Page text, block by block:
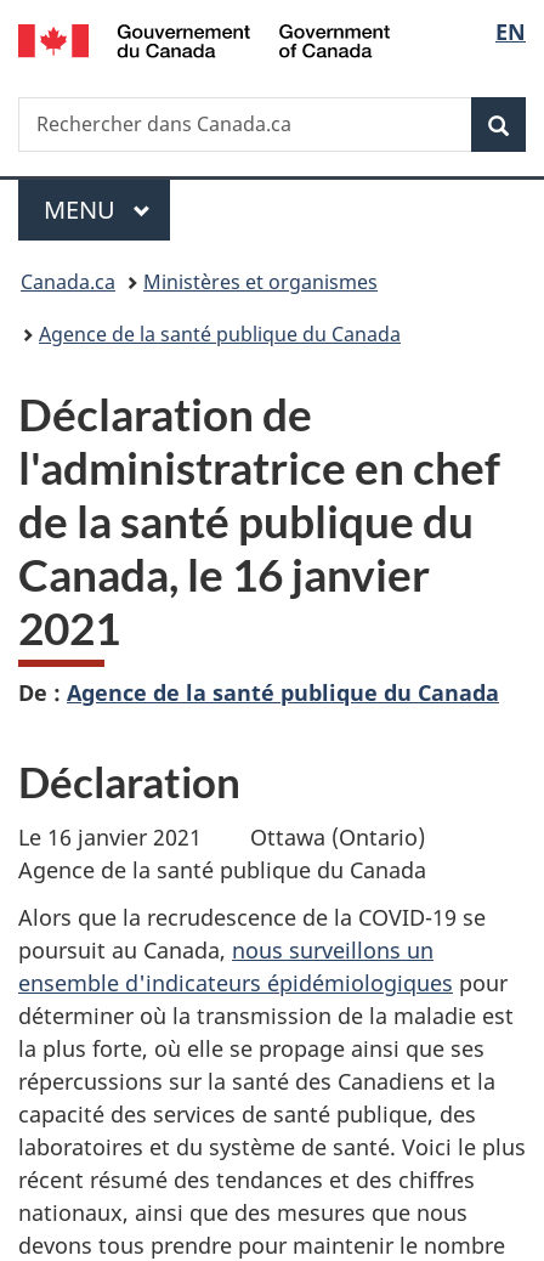
Passer
au
principal
Passer
à
Au
du
Passer
à
version
simplifiée
de
la
EN
Recherche
Rechercher
dans
Menu
MENU PRINCIPAL
Vous
êtes
Canada.ca
Ministères et organismes
Agence de la santé publique du Canada
Déclaration de
l'administratrice en chef
de la santé publique du
Canada, le 16 janvier
2021
De : Agence de la santé publique du Canada
Déclaration
Le 16 janvier 2021 Ottawa (Ontario)
Agence de la santé publique du Canada
Alors que la recrudescence de la COVID-19 se
poursuit au Canada, nous surveillons un
ensemble d'indicateurs épidémiologiques pour
déterminer où la transmission de la maladie est
la plus forte, où elle se propage ainsi que ses
répercussions sur la santé des Canadiens et la
capacité des services de santé publique, des
laboratoires et du système de santé. Voici le plus
récent résumé des tendances et des chiffres
nationaux, ainsi que des mesures que nous
devons tous prendre pour maintenir le nombre